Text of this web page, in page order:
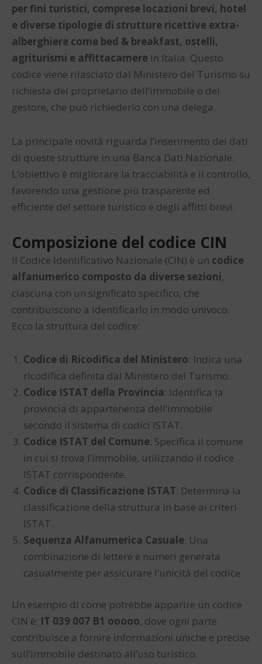
per fini turistici, comprese locazioni brevi, hotel
e diverse tipologie di strutture ricettive extra-
alberghiere come bed & breakfast, ostelli,
agriturismi e affittacamere in Italia. Questo
codice viene rilasciato dal Ministero del Turismo su
richiesta del proprietario dell’immobile o del
gestore, che può richiederlo con una delega.
La principale novità riguarda l’inserimento dei dati
di queste strutture in una Banca Dati Nazionale.
L’obiettivo è migliorare la tracciabilità e il controllo,
favorendo una gestione più trasparente ed
efficiente del settore turistico e degli affitti brevi.
Composizione del codice CIN
Il Codice Identificativo Nazionale (CIN) è un codice
alfanumerico composto da diverse sezioni,
ciascuna con un significato specifico, che
contribuiscono a identificarlo in modo univoco.
Ecco la struttura del codice:
Codice di Ricodifica del Ministero: Indica una
ricodifica definita dal Ministero del Turismo.
Codice ISTAT della Provincia: Identifica la
provincia di appartenenza dell’immobile
secondo il sistema di codici ISTAT.
Codice ISTAT del Comune: Specifica il comune
in cui si trova l’immobile, utilizzando il codice
ISTAT corrispondente.
Codice di Classificazione ISTAT: Determina la
classificazione della struttura in base ai criteri
ISTAT.
Sequenza Alfanumerica Casuale: Una
combinazione di lettere e numeri generata
casualmente per assicurare l’unicità del codice.
Un esempio di come potrebbe apparire un codice
CIN è: IT 039 007 B1 ooooo, dove ogni parte
contribuisce a fornire informazioni uniche e precise
sull’immobile destinato all’uso turistico.